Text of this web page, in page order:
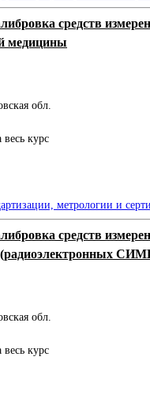
средств
медицины
обл.
весь курс
метрологии и
средств
(радиоэлектронных
обл.
весь курс